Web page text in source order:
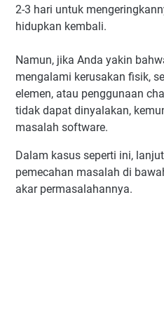
2-3 hari untuk
hidupkan kembali.
Namun, jika Anda yakin
mengalami kerusakan fisik,
elemen, atau penggunaan
tidak dapat dinyalakan,
masalah software.
Dalam kasus seperti ini,
pemecahan masalah di
akar permasalahannya.